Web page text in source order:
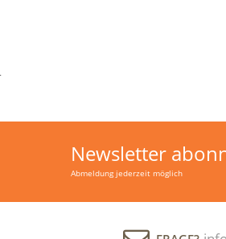
Newsletter
Abmeldung jederzeit möglich